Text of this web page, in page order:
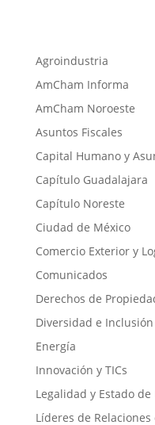
Agroindustria
AmCham Informa
AmCham Noroeste
Asuntos Fiscales
Capital Humano y
Capítulo Guadalajara
Capítulo Noreste
Ciudad de México
Comercio Exterior y
Comunicados
Derechos de
Diversidad e Inclusión
Energía
Innovación y TICs
Legalidad y Estado de
Líderes de